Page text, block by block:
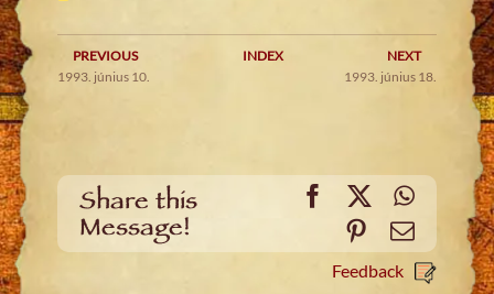
PREVIOUS INDEX
NEXT
1993. június 10.
1993. június 18.
Share this
Message!
Facebook
X
PinterestEmail
Feedback